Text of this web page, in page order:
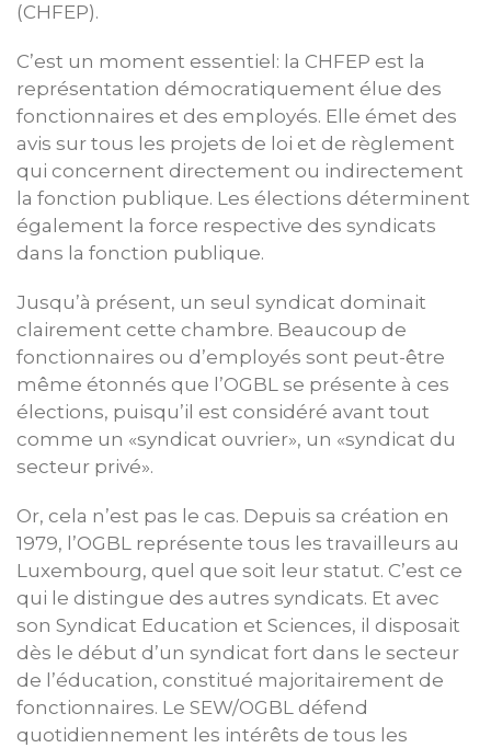
(CHFEP).
C’est un moment essentiel: la CHFEP est la
représentation démocratiquement élue des
fonctionnaires et des employés. Elle émet des
avis sur tous les projets de loi et de règlement
qui concernent directement ou indirectement
la fonction publique. Les élections déterminent
également la force respective des syndicats
dans la fonction publique.
Jusqu’à présent, un seul syndicat dominait
clairement cette chambre. Beaucoup de
fonctionnaires ou d’employés sont peut-être
même étonnés que l’OGBL se présente à ces
élections, puisqu’il est considéré avant tout
comme un «syndicat ouvrier», un «syndicat du
secteur privé».
Or, cela n’est pas le cas. Depuis sa création en
1979, l’OGBL représente tous les travailleurs au
Luxembourg, quel que soit leur statut. C’est ce
qui le distingue des autres syndicats. Et avec
son Syndicat Education et Sciences, il disposait
dès le début d’un syndicat fort dans le secteur
de l’éducation, constitué majoritairement de
fonctionnaires. Le SEW/OGBL défend
quotidiennement les intérêts de tous les